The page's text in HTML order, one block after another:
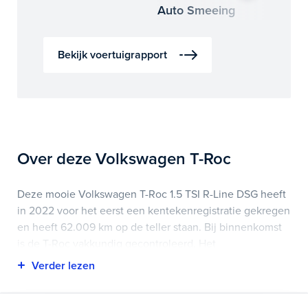
Auto Smeeing
Bekijk voertuigrapport
Over deze Volkswagen T-Roc
Deze mooie Volkswagen T-Roc 1.5 TSI R-Line DSG heeft
in 2022 voor het eerst een kentekenregistratie gekregen
en heeft 62.009 km op de teller staan. Bij binnenkomst
voertuigrapport is op deze pagina bij onderhoud en